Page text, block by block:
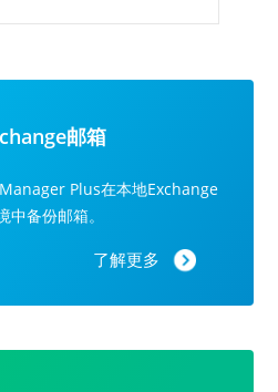
邮箱
Plus在本地Exchange
备份邮箱。
了解更多